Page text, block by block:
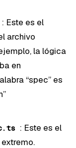
: Este es el
archivo
la lógica
en
“spec” es
: Este es el